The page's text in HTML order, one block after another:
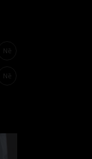
Nē
Nē